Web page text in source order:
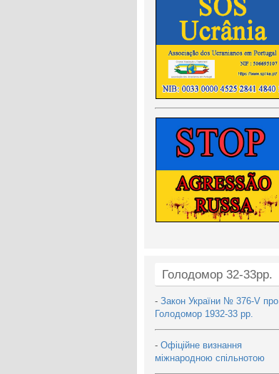
Голодомор 32-33рр.
- Закон України № 376-V про
Голодомор 1932-33 рр.
- Офіційне визнання
міжнародною спільнотою